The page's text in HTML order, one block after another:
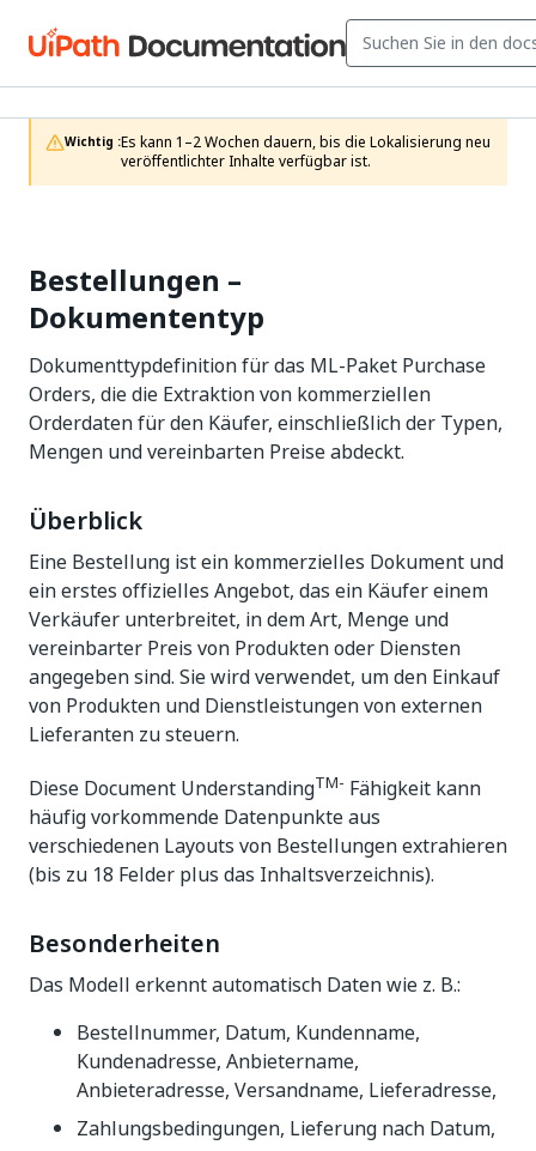
Wichtig :Es kann 1–2 Wochen dauern, bis die Lokalisierung neu
veröffentlichter Inhalte verfügbar ist.
Bestellungen –
Dokumententyp
Dokumenttypdefinition für das ML-Paket Purchase
Orders, die die Extraktion von kommerziellen
Orderdaten für den Käufer, einschließlich der Typen,
Mengen und vereinbarten Preise abdeckt.
Überblick
Eine Bestellung ist ein kommerzielles Dokument und
ein erstes offizielles Angebot, das ein Käufer einem
Verkäufer unterbreitet, in dem Art, Menge und
vereinbarter Preis von Produkten oder Diensten
angegeben sind. Sie wird verwendet, um den Einkauf
von Produkten und Dienstleistungen von externen
Lieferanten zu steuern.
Diese Document UnderstandingTM- Fähigkeit kann
häufig vorkommende Datenpunkte aus
verschiedenen Layouts von Bestellungen extrahieren
(bis zu 18 Felder plus das Inhaltsverzeichnis).
Besonderheiten
Das Modell erkennt automatisch Daten wie z. B.:
Bestellnummer, Datum, Kundenname,
Kundenadresse, Anbietername,
Anbieteradresse, Versandname, Lieferadresse,
Zahlungsbedingungen, Lieferung nach Datum,